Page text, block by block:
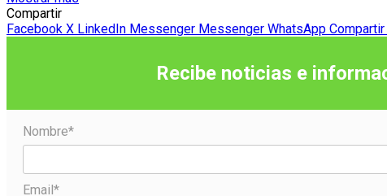
Compartir
Facebook X LinkedIn Messenger Messenger WhatsApp
Recibe noticias e
Nombre*
Email*